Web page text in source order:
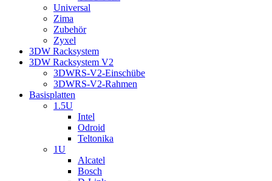
Universal
Zima
Zubehör
Zyxel
3DW Racksystem
3DW Racksystem V2
3DWRS-V2-Einschübe
3DWRS-V2-Rahmen
Basisplatten
1.5U
Intel
Odroid
Teltonika
1U
Alcatel
Bosch